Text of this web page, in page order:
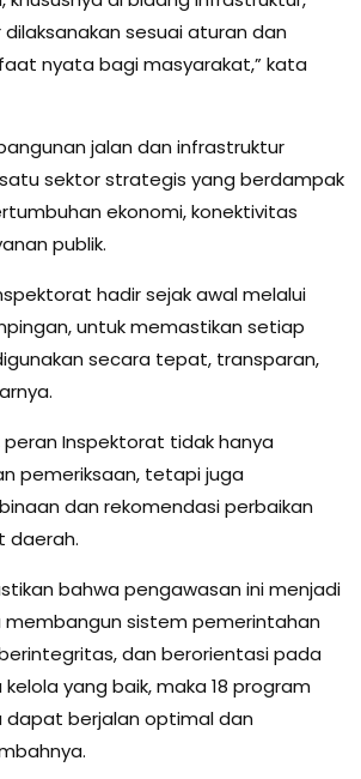
sesuai aturan dan
nyata bagi masyarakat,” kata
jalan dan infrastruktur
sektor strategis yang berdampak
ekonomi, konektivitas
publik.
hadir sejak awal melalui
untuk memastikan setiap
secara tepat, transparan,
Inspektorat tidak hanya
pemeriksaan, tetapi juga
dan rekomendasi perbaikan
daerah.
bahwa pengawasan ini menjadi
membangun sistem pemerintahan
dan berorientasi pada
yang baik, maka 18 program
dapat berjalan optimal dan